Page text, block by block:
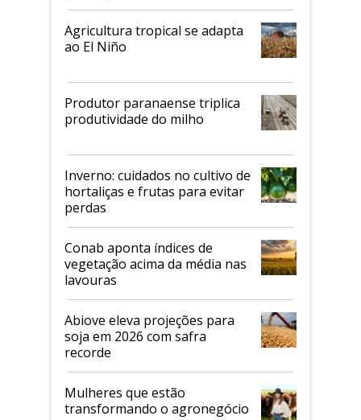
Agricultura tropical se adapta
ao El Niño
Produtor paranaense triplica
produtividade do milho
Inverno: cuidados no cultivo de
hortaliças e frutas para evitar
perdas
Conab aponta índices de
vegetação acima da média nas
lavouras
Abiove eleva projeções para
soja em 2026 com safra
recorde
Mulheres que estão
transformando o agronegócio